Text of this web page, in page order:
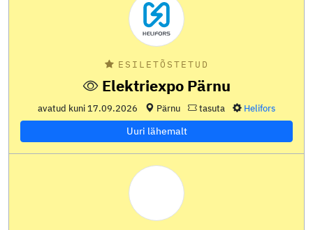
ESILETÕSTETUD
Elektriexpo Pärnu
avatud kuni17.09.2026 Pärnu tasuta Helifors
Uuri lähemalt